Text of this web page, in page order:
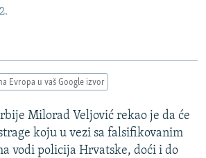
Evropa u vaš Google izvor
Milorad Veljović rekao je da će
koju u vezi sa falsifikovanim
vodi policija Hrvatske, doći i do